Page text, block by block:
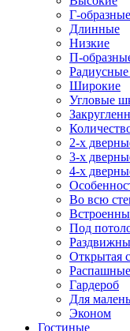
Г-образные
Длинные
Низкие
П-
Широкие
Угловые
2-х
3-х
4-х
Во всю
Под
Открытая
Распашные
Гардероб
Для
Эконом
Гостиные